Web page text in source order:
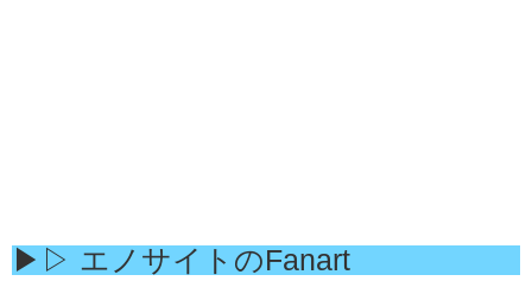
▶︎▷ エノサイトのFanart